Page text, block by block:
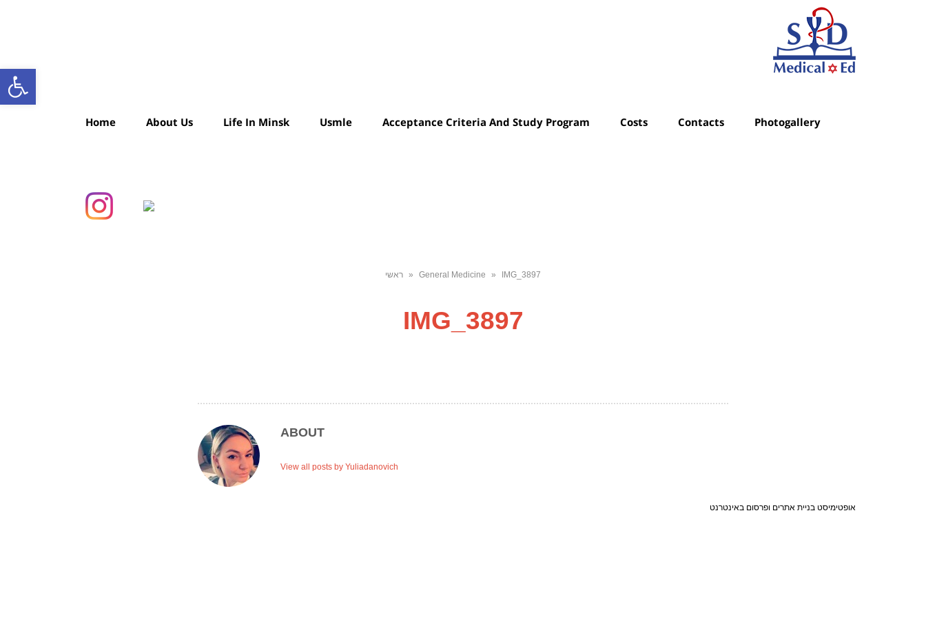
Open toolbar
Home About Us Life In Minsk Usmle Acceptance Criteria And Study Program Costs Contacts Photogallery
ראשי » General Medicine » IMG_3897
IMG_3897
ABOUT
View all posts by Yuliadanovich
אופטימיסט בניית אתרים ופרסום באינטרנט